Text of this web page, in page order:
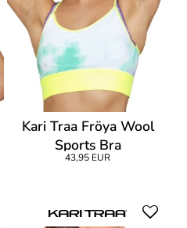
Kari Traa Fröya Wool
Sports Bra
43,95 EUR